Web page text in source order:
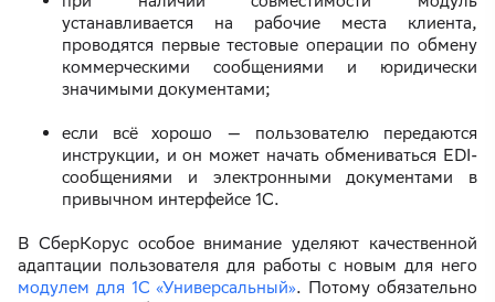
устанавливается на рабочие места клиента,
проводятся первые тестовые операции по обмену
коммерческими сообщениями и юридически
значимыми документами;
если всё хорошо — пользователю передаются
инструкции, и он может начать обмениваться EDI-
сообщениями и электронными документами в
привычном интерфейсе 1С.
В СберКорус особое внимание уделяют качественной
адаптации пользователя для работы с новым для него
модулем для 1С «Универсальный». Потому обязательно